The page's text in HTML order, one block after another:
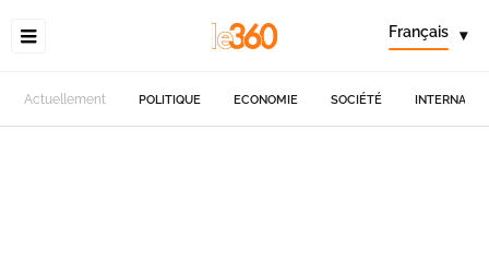
Français ▾
Actuellement POLITIQUE ECONOMIE SOCIÉTÉ